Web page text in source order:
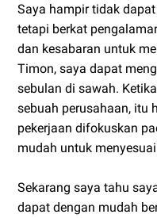
Saya hampir tidak
tetapi berkat
dan kesabaran untuk
Timon, saya dapat
sebulan di sawah.
sebuah perusahaan, itu
pekerjaan difokuskan
mudah untuk
Sekarang saya tahu
dapat dengan mudah